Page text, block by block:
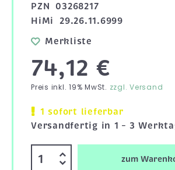
PZN
03268217
HiMi
29.26.11.6999
Merkliste
74,12 €
Preis inkl. 19% MwSt. zzgl. Versand
1 sofort lieferbar
Versandfertig in 1 – 3
zum